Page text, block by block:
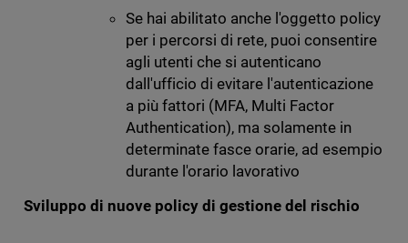
Se hai abilitato anche l'oggetto policy
per i percorsi di rete, puoi consentire
agli utenti che si autenticano
dall'ufficio di evitare l'autenticazione
a più fattori (MFA, Multi Factor
Authentication), ma solamente in
determinate fasce orarie, ad esempio
durante l'orario lavorativo
Sviluppo di nuove policy di gestione del rischio